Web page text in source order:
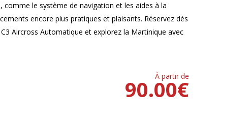
le système de navigation et les aides à la
encore plus pratiques et plaisants. Réservez dès
Aircross Automatique et explorez la Martinique avec
À partir de
€
90.00